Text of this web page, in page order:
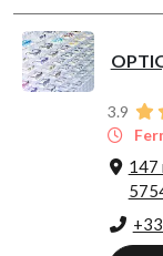
3.9
147